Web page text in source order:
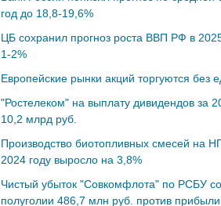
год до 18,8-19,6%
ЦБ сохранил прогноз роста ВВП РФ в
1-2%
Европейские рынки акций торгуются без
"Ростелеком" на выплату дивидендов за
10,2 млрд руб.
Производство биотопливных смесей на
2024 году выросло на 3,8%
Чистый убыток "Совкомфлота" по РСБУ
полуголии 486,7 млн руб. против